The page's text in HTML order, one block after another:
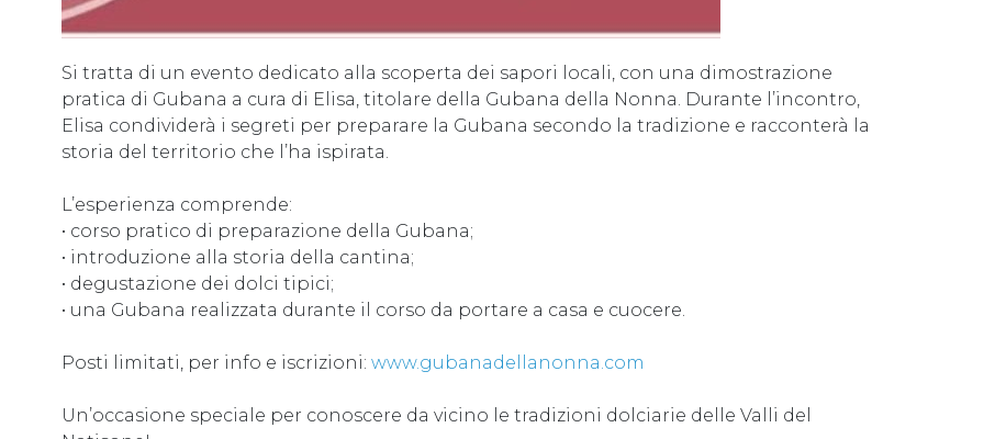
Si tratta di un evento dedicato alla scoperta dei sapori locali, con una dimostrazione
pratica di Gubana a cura di Elisa, titolare della Gubana della Nonna. Durante l’incontro,
Elisa condividerà i segreti per preparare la Gubana secondo la tradizione e racconterà la
storia del territorio che l’ha ispirata.
L’esperienza comprende:
• corso pratico di preparazione della Gubana;
• introduzione alla storia della cantina;
• degustazione dei dolci tipici;
• una Gubana realizzata durante il corso da portare a casa e cuocere.
Posti limitati, per info e iscrizioni: www.gubanadellanonna.com
Un’occasione speciale per conoscere da vicino le tradizioni dolciarie delle Valli del